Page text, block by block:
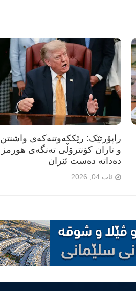
راپۆرتێک: رێککەوتنەکەی واشنتن
و تاران کۆنترۆڵی تەنگەی هورمز
دەداتە دەست ئێران
ئاب 04, 2026